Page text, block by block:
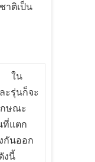
าติเป็น
น
ะรุ่นก็จะ
ษณะ
ที่แตก
กันออก
งนี้